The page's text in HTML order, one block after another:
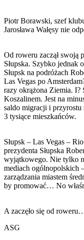
Piotr Borawski, szef
Jarosława Wałęsy nie
Od roweru zaczął swoją
Słupska. Szybko jednak
Słupsk na podróżach
Las Vegas po
razy okrążona Ziemia. I?
Koszalinem. Jest na
saldo migracji i przyrostu
3 tysiące mieszkańców.
Słupsk – Las Vegas –
prezydenta Słupska
wyjątkowego. Nie tylko
mediach ogólnopolskich
zarządzania miastem
by promować… No
A zaczęło się od
ASG